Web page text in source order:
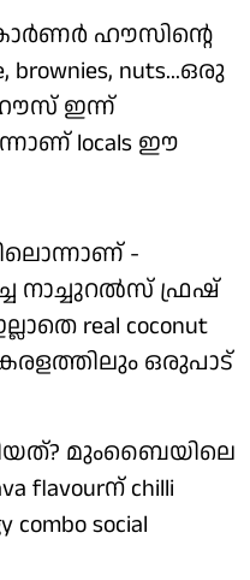
ഹൗസിന്റെ
brownies, nuts...ഒരു
ഹൗസ് ഇന്ന്
locals ഈ
-
നാച്ചുറല്‍സ് ഫ്രഷ്
real coconut
ഒരുപാട്
മുംബൈയിലെ
flavourന് chilli
social